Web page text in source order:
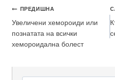
ПРЕДИШНА
Увеличени хемороиди или
познатата на всички
хемороидална болест